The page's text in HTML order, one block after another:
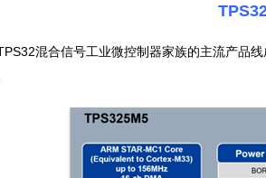
混合信号工业微控制器家族的主流产品